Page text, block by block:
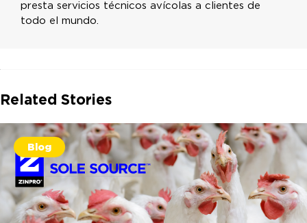
presta servicios técnicos avícolas a clientes de
todo el mundo.
Related Stories
Blog